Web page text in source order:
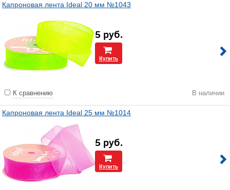
Капроновая лента Ideal 20 мм №1043
5 руб.
Купить
К сравнению В наличии
Капроновая лента Ideal 25 мм №1014
5 руб.
Купить